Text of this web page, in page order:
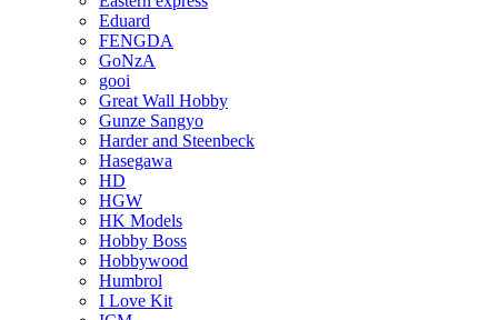
Eduard
FENGDA
GoNzA
gooi
Great Wall Hobby
Gunze Sangyo
Harder and Steenbeck
Hasegawa
HD
HGW
HK Models
Hobby Boss
Hobbywood
Humbrol
I Love Kit